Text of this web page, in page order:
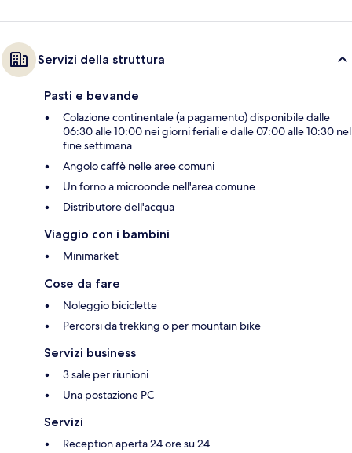
Servizi della struttura
Pasti e bevande
Colazione continentale (a pagamento) disponibile dalle
06:30 alle 10:00 nei giorni feriali e dalle 07:00 alle 10:30 nel
fine settimana
Angolo caffè nelle aree comuni
Un forno a microonde nell'area comune
Distributore dell'acqua
Viaggio con i bambini
Minimarket
Cose da fare
Noleggio biciclette
Percorsi da trekking o per mountain bike
Servizi business
3 sale per riunioni
Una postazione PC
Servizi
Reception aperta 24 ore su 24